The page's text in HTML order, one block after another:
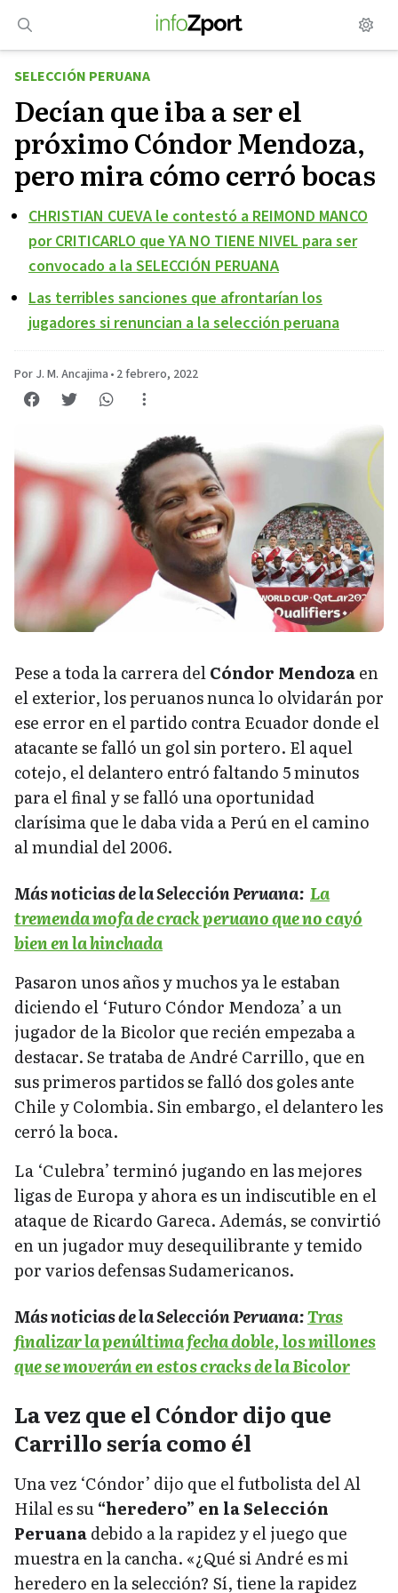
contenido
SELECCIÓN PERUANA
Decían que iba a ser el
próximo Cóndor Mendoza,
pero mira cómo cerró bocas
CHRISTIAN CUEVA le contestó a REIMOND MANCO
por CRITICARLO que YA NO TIENE NIVEL para ser
convocado a la SELECCIÓN PERUANA
Las terribles sanciones que afrontarían los
jugadores si renuncian a la selección peruana
Por J. M. Ancajima • 2 febrero, 2022
Pese a toda la carrera delCóndor Mendozaen
el exterior, los peruanos nunca lo olvidarán por
ese error en el partido contra Ecuador donde el
atacante se falló un gol sin portero. El aquel
cotejo, el delantero entró faltando 5 minutos
para el final y se falló una oportunidad
clarísima que le daba vida a Perú en el camino
al mundial del 2006.
Más noticias de la Selección Peruana: La
tremenda mofa de crack peruano que no cayó
bien en la hinchada
Pasaron unos años y muchos ya le estaban
diciendo el ‘Futuro Cóndor Mendoza’ a un
jugador de la Bicolor que recién empezaba a
destacar. Se trataba de André Carrillo, que en
sus primeros partidos se falló dos goles ante
Chile y Colombia. Sin embargo, el delantero les
cerró la boca.
La ‘Culebra’ terminó jugando en las mejores
ligas de Europa y ahora es un indiscutible en el
ataque de Ricardo Gareca. Además, se convirtió
en un jugador muy desequilibrante y temido
por varios defensas Sudamericanos.
Más noticias de la Selección Peruana:Tras
finalizar la penúltima fecha doble, los millones
que se moverán en estos cracks de la Bicolor
La vez que el Cóndor dijo que
Carrillo sería como él
Una vez ‘Cóndor’ dijo que el futbolista del Al
Hilal es su“heredero” en la Selección
Peruanadebido a la rapidez y el juego que
muestra en la cancha. «¿Qué si André es mi
heredero en la selección? Sí, tiene la rapidez